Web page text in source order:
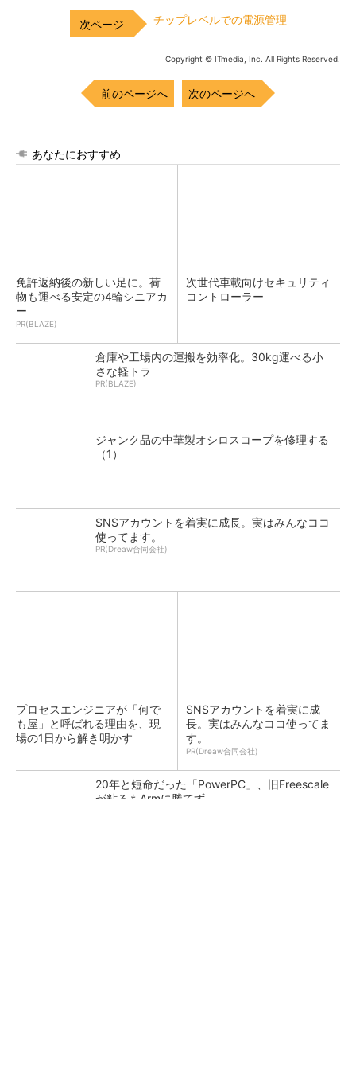
チップレベルでの電源管理
Copyright © ITmedia, Inc. All Rights Reserved.
前のページへ 次のページへ
あなたにおすすめ
免許返納後の新しい足に。荷
物も運べる安定の4輪シニアカ
ー
PR(BLAZE)
次世代車載向けセキュリティ
コントローラー
倉庫や工場内の運搬を効率化。30kg運べる小
さな軽トラ
PR(BLAZE)
ジャンク品の中華製オシロスコープを修理する
（1）
SNSアカウントを着実に成長。実はみんなココ
使ってます。
PR(Dreaw合同会社)
プロセスエンジニアが「何で
も屋」と呼ばれる理由を、現
場の1日から解き明かす
SNSアカウントを着実に成
長。実はみんなココ使ってま
す。
PR(Dreaw合同会社)
20年と短命だった「PowerPC」、旧Freescale
が粘るもArmに勝てず